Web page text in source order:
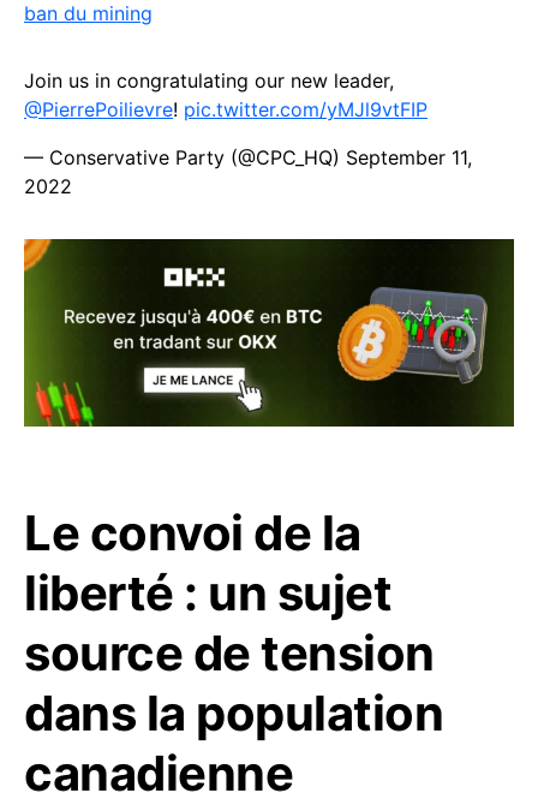
ban du mining
Join us in congratulating our new leader,
@PierrePoilievre! pic.twitter.com/yMJl9vtFIP
— Conservative Party (@CPC_HQ) September 11,
2022
Le convoi de la
liberté : un sujet
source de tension
dans la population
canadienne